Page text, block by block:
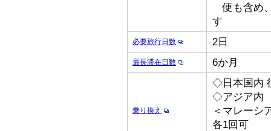
便も含め
す
必要旅行日数 2日
最長滞在日数 6か月
乗り換え
◇日本国内
◇アジア内
＜マレーシ
各1回可